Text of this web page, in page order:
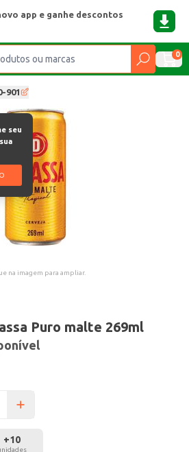
app e ganhe descontos
0
901
seu
na imagem para ampliar.
Puro malte 269ml
+10